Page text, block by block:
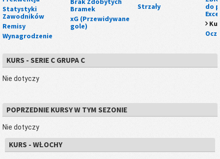
Statystyki
Zawodników
Remisy
Wynagrodzenie
Bramek
xG (Przewidywane
gole)
Strzały
do
KURS - SERIE C GRUPA C
Nie dotyczy
POPRZEDNIE KURSY W TYM SEZONIE
Nie dotyczy
KURS - WŁOCHY